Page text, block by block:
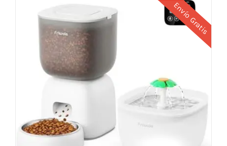
5
AÑADIR AL CARRITO
Envío Gratis